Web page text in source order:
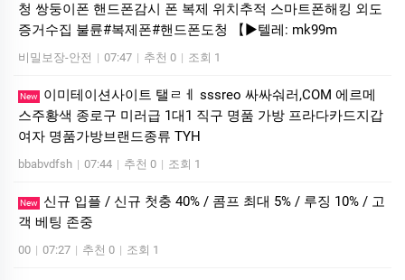
청 쌍둥이폰 핸드폰감시 폰 복제 위치추적 스마트폰해킹 외도
증거수집 불륜#복제폰#핸드폰도청 【▶텔레: mk99m
비밀보장-안전 | 07:47 | 추천 0 | 조회 1
New
이미테이션사이트 탤ㄹㅔ sssreo 싸싸숴러,COM 에르메
스주황색 종로구 미러급 1대1 직구 명품 가방 프라다카드지갑
여자 명품가방브랜드종류 TYH
bbabvdfsh | 07:44 | 추천 0 | 조회 1
New
신규 입플 / 신규 첫충 40% / 콤프 최대 5% / 루징 10% / 고
객 베팅 존중
00 | 07:27 | 추천 0 | 조회 1